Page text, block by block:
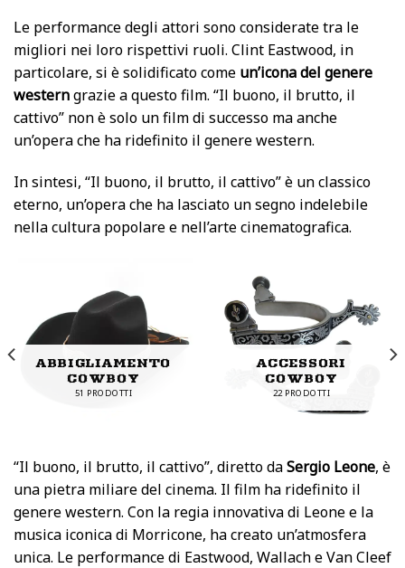
Le performance degli attori sono considerate tra le
migliori nei loro rispettivi ruoli. Clint Eastwood, in
particolare, si è solidificato come un’icona del genere
westerngrazie a questo film. “Il buono, il brutto, il
cattivo” non è solo un film di successo ma anche
un’opera che ha ridefinito il genere western.
In sintesi, “Il buono, il brutto, il cattivo” è un classico
eterno, un’opera che ha lasciato un segno indelebile
nella cultura popolare e nell’arte cinematografica.
ABBIGLIAMENTO
COWBOY
51 PRODOTTI
ACCESSORI
COWBOY
22 PRODOTTI
“Il buono, il brutto, il cattivo”, diretto daSergio Leone, è
una pietra miliare del cinema. Il film ha ridefinito il
genere western. Con la regia innovativa di Leone e la
musica iconica di Morricone, ha creato un’atmosfera
unica. Le performance di Eastwood, Wallach e Van Cleef